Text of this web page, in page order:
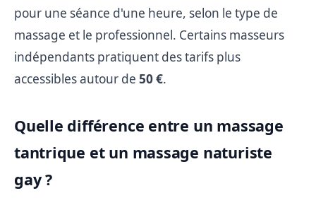
pour une séance d'une heure, selon le type de
massage et le professionnel. Certains masseurs
indépendants pratiquent des tarifs plus
accessibles autour de 50 €.
Quelle différence entre un massage
tantrique et un massage naturiste
gay ?